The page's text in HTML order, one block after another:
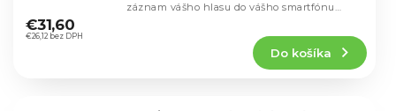
hodnotenie
produktu
€26,12 bez DPH
€31,60
Do košíka
záznam vášho hlasu do vášho smartfónu